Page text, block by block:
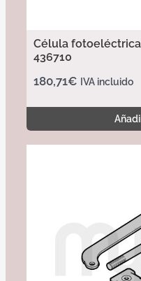
Célula
436710
180,71€ IVA incluido